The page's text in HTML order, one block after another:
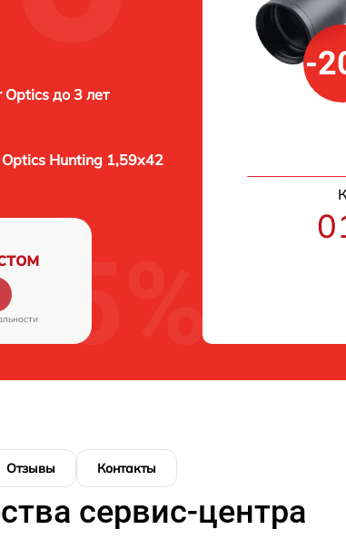
до 3 лет
Hunting 1,59x42
-
Отзывы Контакты
сервис-центра